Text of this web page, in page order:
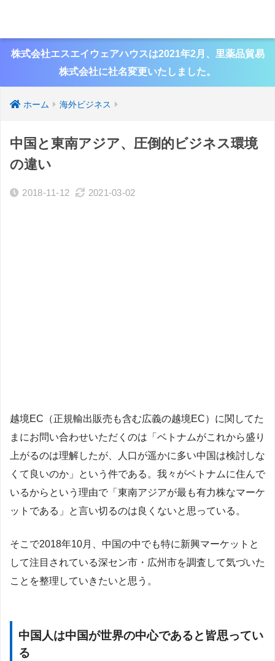
株式会社エスエイウェアハウスは2021年2月、里薬品貿易
株式会社に社名変更いたしました。
ホーム 海外ビジネス
中国と東南アジア、圧倒的ビジネス環境
の違い
2018-11-12 2021-03-02
越境EC（正規輸出販売も含む広義の越境EC）に関してた
まにお問い合わせいただくのは「ベトナムがこれから盛り
上がるのは理解したが、人口が遥かに多い中国は検討しな
くて良いのか」という件である。我々がベトナムに住んで
いるからという理由で「東南アジアが最も有力株なマーケ
ットである」と言い切るのは良くないと思っている。
そこで2018年10月、中国の中でも特に新興マーケットと
して注目されている深セン市・広州市を調査して気づいた
ことを整理していきたいと思う。
中国人は中国が世界の中心であると皆思ってい
る